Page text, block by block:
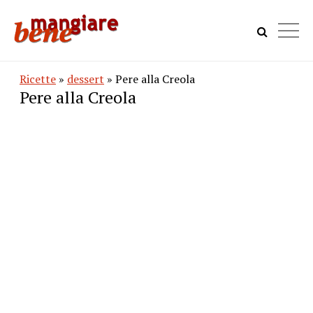
Ricette » dessert » Pere alla Creola
Pere alla Creola